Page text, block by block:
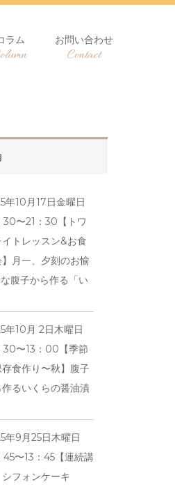
ラム お問い合わせ
Contact
年10月17日金曜日
30〜21：30【トワ
イトレッスン&お食
月一、夕刻のお愉
腹子から作る「い
年10月 2日木曜日
30〜13：00【季節
食作り〜秋】腹子
るいくらの醤油漬
年9月25日木曜日
45〜13：45【連続講
シフォンケーキ